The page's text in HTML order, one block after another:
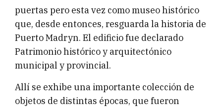
puertas pero esta vez como museo histórico
que, desde entonces, resguarda la historia de
Puerto Madryn. El edificio fue declarado
Patrimonio histórico y arquitectónico
municipal y provincial.
Allí se exhibe una importante colección de
objetos de distintas épocas, que fueron